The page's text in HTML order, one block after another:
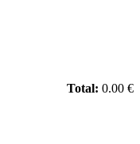
Total: 0.00 €